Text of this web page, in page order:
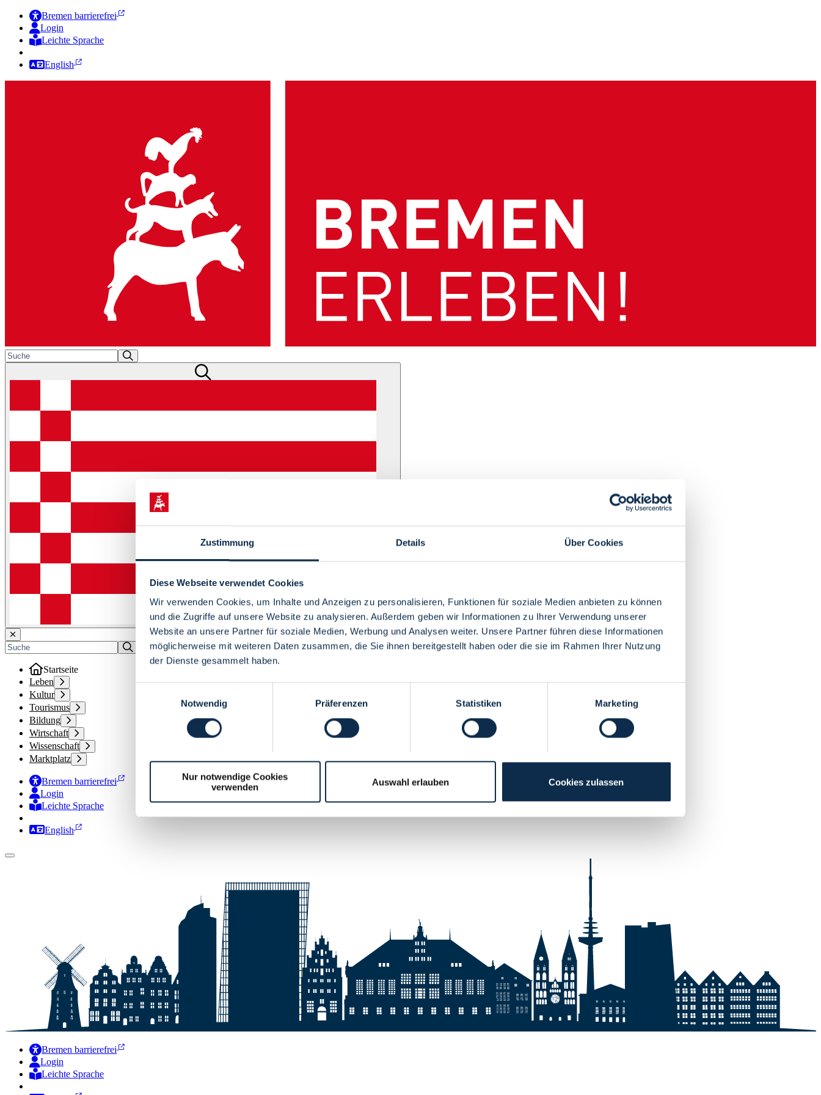
Zustimmung Details Über Cookies
Diese Webseite verwendet Cookies
Wir verwenden Cookies, um Inhalte und Anzeigen zu personalisieren, Funktionen für soziale Medien anbieten zu können
und die Zugriffe auf unsere Website zu analysieren. Außerdem geben wir Informationen zu Ihrer Verwendung unserer
Website an unsere Partner für soziale Medien, Werbung und Analysen weiter. Unsere Partner führen diese Informationen
möglicherweise mit weiteren Daten zusammen, die Sie ihnen bereitgestellt haben oder die sie im Rahmen Ihrer Nutzung
der Dienste gesammelt haben.
Notwendig
Präferenzen Statistiken Marketing
Nur notwendige Cookies
verwenden
Auswahl erlauben Cookies zulassen
Bremen barrierefrei
Login
Leichte Sprache
English
Menü
Startseite
Leben
Kultur
Tourismus
Bildung
Wirtschaft
Wissenschaft
Marktplatz
Bremen barrierefrei
Login
Leichte Sprache
Zur Deutschen Gebärdensprache
English
Bremen barrierefrei
Login
Leichte Sprache